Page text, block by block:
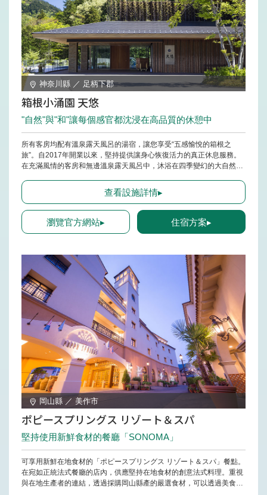
神奈川縣 ／ 足柄下郡
箱根小涌園 天悠
"自然"與"和"讓每個感官都沈浸在高品質的休憩中
所有客房均配有溫泉露天風呂的湯宿，讓您享受“五感愉悅的箱根之
旅”。自2017年開業以來，堅持提供讓身心恢復活力的真正休息服務。
在充滿風情的客房和無邊溫泉露天風呂中，沐浴在四季變幻的大自然
位於高地的「箱根溫泉神社」，是一個力量之地。在這家色彩豐富的湯
宿，讓您的心靈和身體得到療癒。
查看設施詳情▸
瀏覽官方網站▸ 住宿方案▸
岡山縣 ／ 美作市
ポピースプリングス リゾート＆スパ
堅持使用新鮮食材的餐廳「SONOMA」
可享用新鮮在地食材的「ポピースプリングス リゾート＆スパ」餐點。
在宛如正統法式餐廳的店內，供應堅持在地食材的創意法式料理。重視
與在地生產者的連結，透過採購岡山縣產的嚴選食材，可以透過美食了